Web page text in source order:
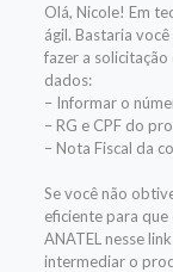
Olá, Nicole! Em
ágil. Bastaria
fazer a
dados:
– Informar o
– RG e CPF do
– Nota Fiscal da
Se você não
eficiente para
ANATEL nesse
intermediar o